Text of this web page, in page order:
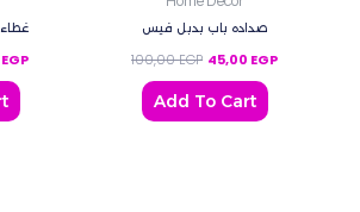
EGP
صداده باب بدبل فيس
100,00EGP 45,00 EGP
Add To Cart